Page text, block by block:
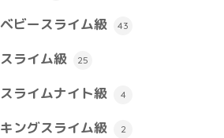
ベビースライム級 43
スライム級 25
スライムナイト級 4
キングスライム級 2